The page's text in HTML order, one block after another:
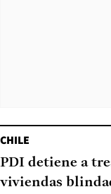
CHILE
PDI detiene a
viviendas